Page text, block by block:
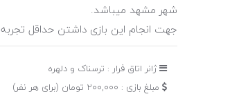
شهر مشهد میباشد.
جهت انجام این بازی داشتن حداقل تجربه 2 بازی مورد نیاز است.
ژانر اتاق فرار : ترسناک و دلهره
مبلغ بازی : 200,000 تومان (برای هر نفر)